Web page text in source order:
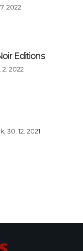
2022
Editions
2. 2022
30. 12. 2021